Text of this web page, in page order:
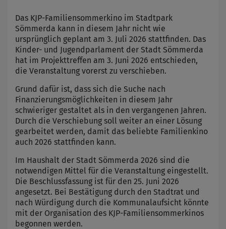
Das KJP-Familiensommerkino im Stadtpark
Sömmerda kann in diesem Jahr nicht wie
ursprünglich geplant am 3. Juli 2026 stattfinden. Das
Kinder- und Jugendparlament der Stadt Sömmerda
hat im Projekttreffen am 3. Juni 2026 entschieden,
die Veranstaltung vorerst zu verschieben.
Grund dafür ist, dass sich die Suche nach
Finanzierungsmöglichkeiten in diesem Jahr
schwieriger gestaltet als in den vergangenen Jahren.
Durch die Verschiebung soll weiter an einer Lösung
gearbeitet werden, damit das beliebte Familienkino
auch 2026 stattfinden kann.
Im Haushalt der Stadt Sömmerda 2026 sind die
notwendigen Mittel für die Veranstaltung eingestellt.
Die Beschlussfassung ist für den 25. Juni 2026
angesetzt. Bei Bestätigung durch den Stadtrat und
nach Würdigung durch die Kommunalaufsicht könnte
mit der Organisation des KJP-Familiensommerkinos
begonnen werden.